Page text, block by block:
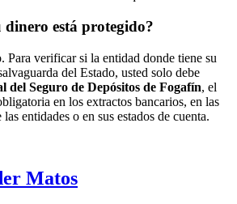
dinero está protegido?
Para verificar si la entidad donde tiene su
del Estado, usted solo debe
del Seguro de Depósitos de Fogafín, el
en los extractos bancarios, en las
entidades o en sus estados de cuenta.
Matos